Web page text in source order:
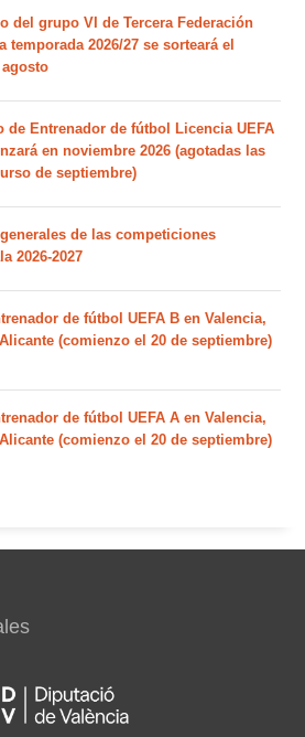
del grupo VI de Tercera Federación
temporada 2026/27 se sorteará el
de Entrenador de fútbol Licencia UEFA
en noviembre 2026 (agotadas las
de septiembre)
de las competiciones
2026-2027
de fútbol UEFA B en Valencia,
(comienzo el 20 de septiembre)
de fútbol UEFA A en Valencia,
(comienzo el 20 de septiembre)